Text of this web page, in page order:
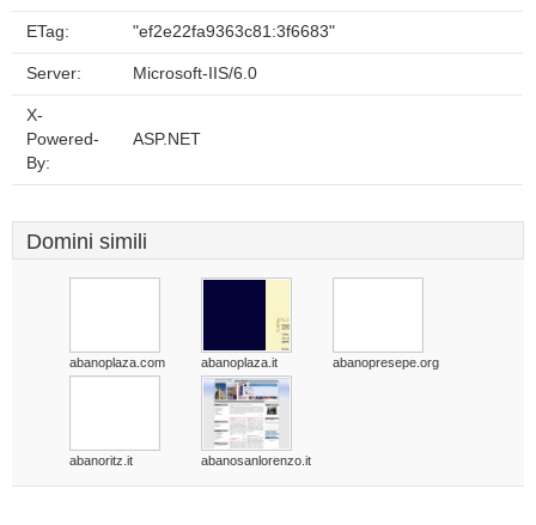
ETag: "ef2e22fa9363c81:3f6683"
Server: Microsoft-IIS/6.0
X-
Powered-
By:
ASP.NET
Domini simili
abanoplaza.com abanoplaza.it abanopresepe.org
abanoritz.it abanosanlorenzo.it